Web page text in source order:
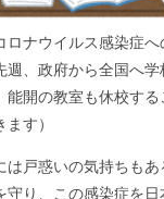
ロナウイルス感染症
週、政府から全国へ学
能開の教室も休校する
す）
は戸惑いの気持ちも
守り、この感染症を日